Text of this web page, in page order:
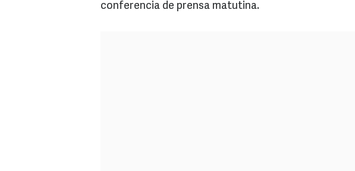
conferencia de prensa matutina.